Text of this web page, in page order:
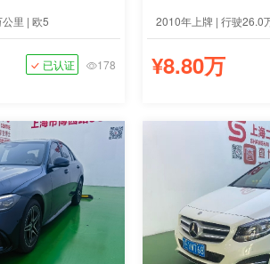
里 | 欧5
已认证 178
2010年上牌 | 行驶26.0
¥8.80万